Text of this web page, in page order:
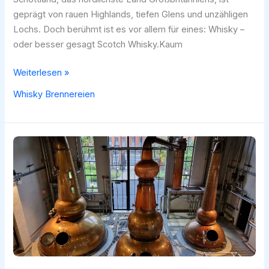
geprägt von rauen Highlands, tiefen Glens und unzähligen
Lochs. Doch berühmt ist es vor allem für eines: Whisky –
oder besser gesagt Scotch Whisky.Kaum
Die
Whisky
Schottland
Weiterlesen »
Whisky Brennereien